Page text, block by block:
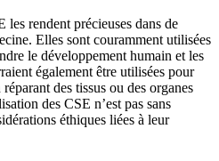
les rendent précieuses dans de
Elles sont couramment utilisées
le développement humain et les
également être utilisées pour
des tissus ou des organes
des CSE n’est pas sans
éthiques liées à leur